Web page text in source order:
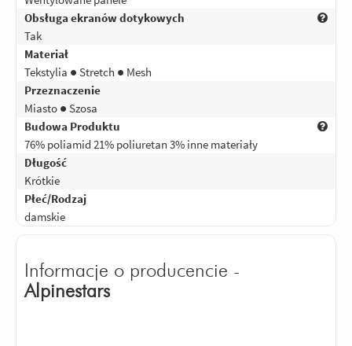
Obsługa ekranów dotykowych
Tak
Materiał
Tekstylia ● Stretch ● Mesh
Przeznaczenie
Miasto ● Szosa
Budowa Produktu
76% poliamid 21% poliuretan 3% inne materiały
Długość
Krótkie
Płeć/Rodzaj
damskie
Informacje o producencie -
Alpinestars